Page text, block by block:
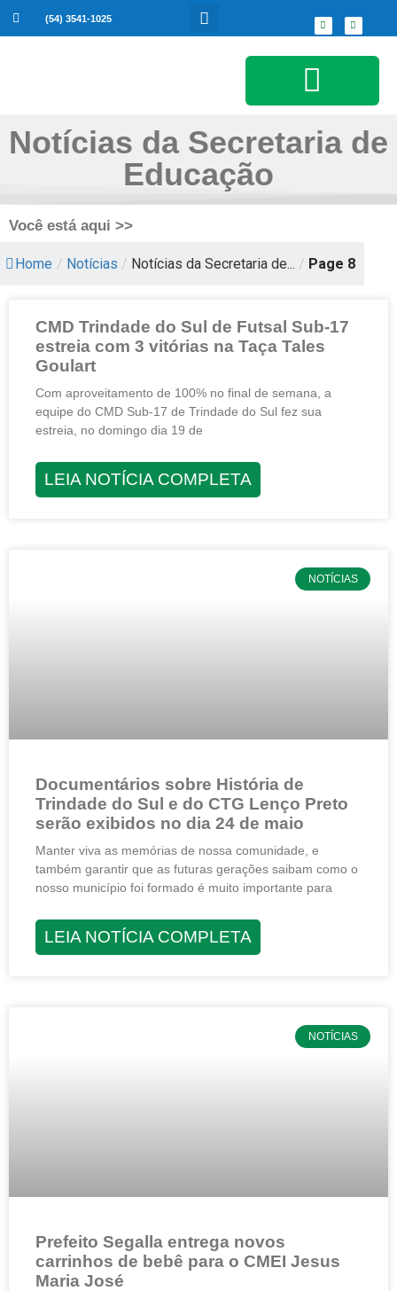
(54) 3541-1025
Notícias da Secretaria de
Educação
Você está aqui >>
Home / Notícias / Notícias da Secretaria de... / Page 8
CMD Trindade do Sul de Futsal Sub-17
estreia com 3 vitórias na Taça Tales
Goulart
Com aproveitamento de 100% no final de semana, a
equipe do CMD Sub-17 de Trindade do Sul fez sua
estreia, no domingo dia 19 de
LEIA NOTÍCIA COMPLETA
NOTÍCIAS
Documentários sobre História de
Trindade do Sul e do CTG Lenço Preto
serão exibidos no dia 24 de maio
Manter viva as memórias de nossa comunidade, e
também garantir que as futuras gerações saibam como o
nosso município foi formado é muito importante para
LEIA NOTÍCIA COMPLETA
NOTÍCIAS
Prefeito Segalla entrega novos
carrinhos de bebê para o CMEI Jesus
Maria José